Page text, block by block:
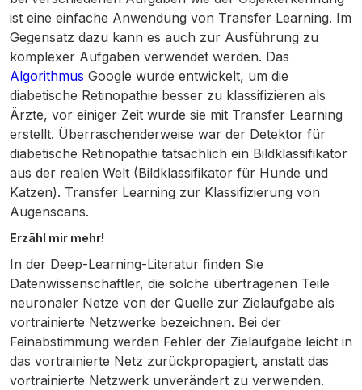
ist eine einfache Anwendung von Transfer Learning. Im
Gegensatz dazu kann es auch zur Ausführung zu
komplexer Aufgaben verwendet werden. Das
Algorithmus Google wurde entwickelt, um die
diabetische Retinopathie besser zu klassifizieren als
Ärzte, vor einiger Zeit wurde sie mit Transfer Learning
erstellt. Überraschenderweise war der Detektor für
diabetische Retinopathie tatsächlich ein Bildklassifikator
aus der realen Welt (Bildklassifikator für Hunde und
Katzen). Transfer Learning zur Klassifizierung von
Augenscans.
Erzähl mir mehr!
In der Deep-Learning-Literatur finden Sie
Datenwissenschaftler, die solche übertragenen Teile
neuronaler Netze von der Quelle zur Zielaufgabe als
vortrainierte Netzwerke bezeichnen. Bei der
Feinabstimmung werden Fehler der Zielaufgabe leicht in
das vortrainierte Netz zurückpropagiert, anstatt das
vortrainierte Netzwerk unverändert zu verwenden.